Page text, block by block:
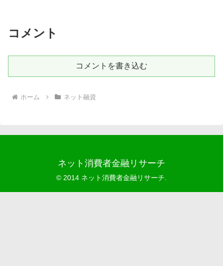
コメント
コメントを書き込む
ホーム ネット融資
ネット消費者金融リサーチ
© 2014 ネット消費者金融リサーチ.